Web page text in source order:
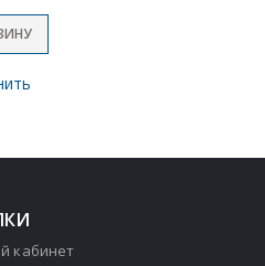
кабинет